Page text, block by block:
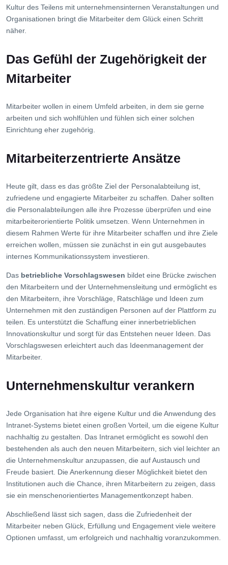
Kultur des Teilens mit unternehmensinternen Veranstaltungen und
Organisationen bringt die Mitarbeiter dem Glück einen Schritt
näher.
Das Gefühl der Zugehörigkeit der
Mitarbeiter
Mitarbeiter wollen in einem Umfeld arbeiten, in dem sie gerne
arbeiten und sich wohlfühlen und fühlen sich einer solchen
Einrichtung eher zugehörig.
Mitarbeiterzentrierte Ansätze
Heute gilt, dass es das größte Ziel der Personalabteilung ist,
zufriedene und engagierte Mitarbeiter zu schaffen. Daher sollten
die Personalabteilungen alle ihre Prozesse überprüfen und eine
mitarbeiterorientierte Politik umsetzen. Wenn Unternehmen in
diesem Rahmen Werte für ihre Mitarbeiter schaffen und ihre Ziele
erreichen wollen, müssen sie zunächst in ein gut ausgebautes
internes Kommunikationssystem investieren.
Das betriebliche Vorschlagswesen bildet eine Brücke zwischen
den Mitarbeitern und der Unternehmensleitung und ermöglicht es
den Mitarbeitern, ihre Vorschläge, Ratschläge und Ideen zum
Unternehmen mit den zuständigen Personen auf der Plattform zu
teilen. Es unterstützt die Schaffung einer innerbetrieblichen
Innovationskultur und sorgt für das Entstehen neuer Ideen. Das
Vorschlagswesen erleichtert auch das Ideenmanagement der
Mitarbeiter.
Unternehmenskultur verankern
Jede Organisation hat ihre eigene Kultur und die Anwendung des
Intranet-Systems bietet einen großen Vorteil, um die eigene Kultur
nachhaltig zu gestalten. Das Intranet ermöglicht es sowohl den
bestehenden als auch den neuen Mitarbeitern, sich viel leichter an
die Unternehmenskultur anzupassen, die auf Austausch und
Freude basiert. Die Anerkennung dieser Möglichkeit bietet den
Institutionen auch die Chance, ihren Mitarbeitern zu zeigen, dass
sie ein menschenorientiertes Managementkonzept haben.
Abschließend lässt sich sagen, dass die Zufriedenheit der
Mitarbeiter neben Glück, Erfüllung und Engagement viele weitere
Optionen umfasst, um erfolgreich und nachhaltig voranzukommen.